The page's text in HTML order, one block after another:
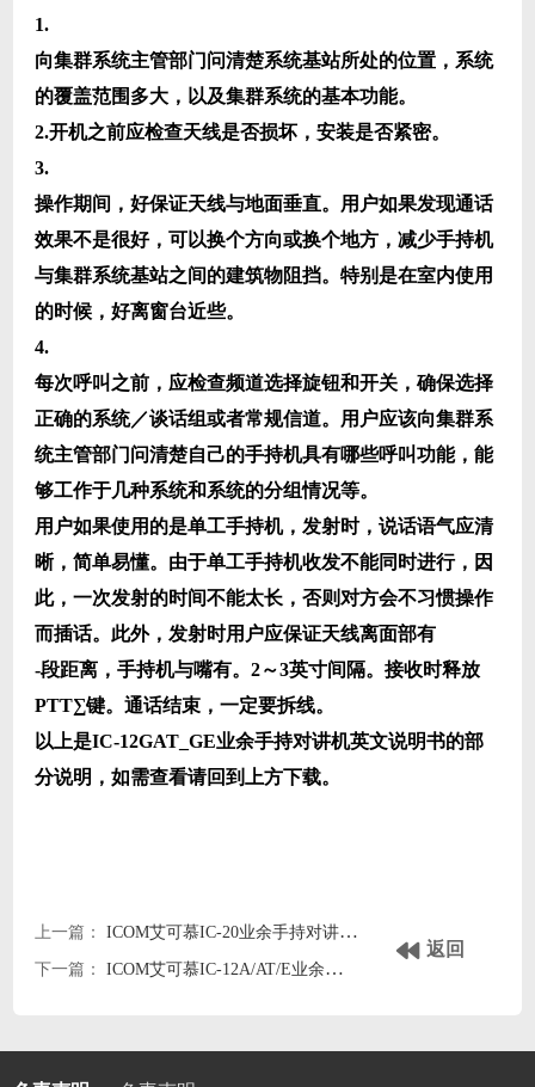
1.
向集群系统主管部门问清楚系统基站所处的位置，系统
的覆盖范围多大，以及集群系统的基本功能。
2.开机之前应检查天线是否损坏，安装是否紧密。
3.
操作期间，好保证天线与地面垂直。用户如果发现通话
效果不是很好，可以换个方向或换个地方，减少手持机
与集群系统基站之间的建筑物阻挡。特别是在室内使用
的时候，好离窗台近些。
4.
每次呼叫之前，应检查频道选择旋钮和开关，确保选择
正确的系统／谈话组或者常规信道。用户应该向集群系
统主管部门问清楚自己的手持机具有哪些呼叫功能，能
够工作于几种系统和系统的分组情况等。
用户如果使用的是单工手持机，发射时，说话语气应清
晰，简单易懂。由于单工手持机收发不能同时进行，因
此，一次发射的时间不能太长，否则对方会不习惯操作
而插话。此外，发射时用户应保证天线离面部有
-段距离，手持机与嘴有。2～3英寸间隔。接收时释放
PTT∑键。通话结束，一定要拆线。
以上是IC-12GAT_GE业余手持对讲机英文说明书的部
分说明，如需查看请回到上方下载。
上一篇：
ICOM艾可慕IC-20业余手持对讲机icom20英文说明书
下一篇：
ICOM艾可慕IC-12A/AT/E业余手持对讲机icom12a/12at/12e英文说明书
返回